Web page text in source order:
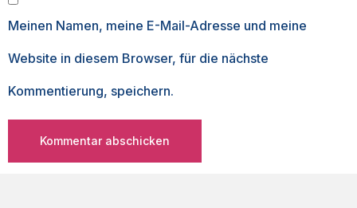
Meinen Namen, meine E-Mail-Adresse und meine
Website in diesem Browser, für die nächste
Kommentierung, speichern.